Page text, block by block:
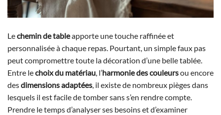
Lechemin de tableapporte une touche raffinée et
personnalisée à chaque repas. Pourtant, un simple faux pas
peut compromettre toute la décoration d’une belle tablée.
Entre lechoix du matériau, l’harmonie des couleursou encore
desdimensions adaptées, il existe de nombreux pièges dans
lesquels il est facile de tomber sans s’en rendre compte.
Prendre le temps d’analyser ses besoins et d’examiner